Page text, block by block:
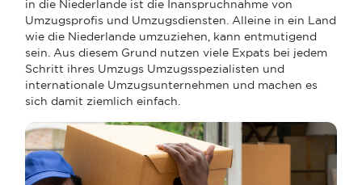
in die Niederlande ist die Inanspruchnahme von
Umzugsprofis und Umzugsdiensten. Alleine in ein Land
wie die Niederlande umzuziehen, kann entmutigend
sein. Aus diesem Grund nutzen viele Expats bei jedem
Schritt ihres Umzugs Umzugsspezialisten und
internationale Umzugsunternehmen und machen es
sich damit ziemlich einfach.